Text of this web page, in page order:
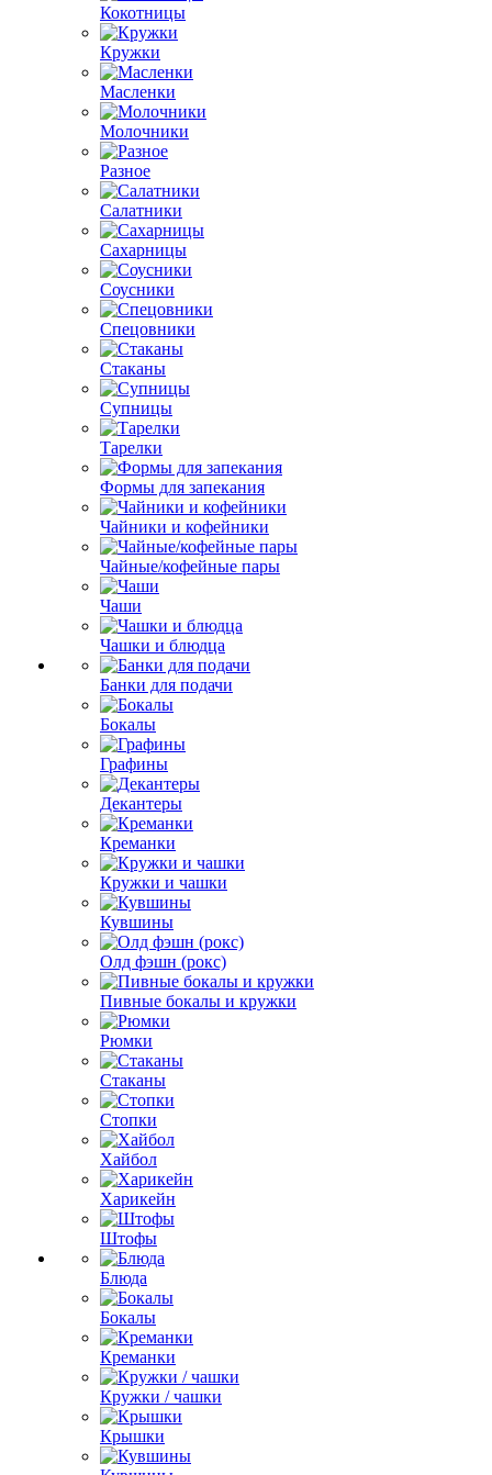
Кокотницы
Кружки
Масленки
Молочники
Разное
Салатники
Сахарницы
Соусники
Спецовники
Стаканы
Супницы
Тарелки
Формы для запекания
Чайники и кофейники
Чайные/кофейные пары
Чаши
Чашки и блюдца
Банки для подачи
Бокалы
Графины
Декантеры
Креманки
Кружки и чашки
Кувшины
Олд фэшн (рокс)
Пивные бокалы и кружки
Рюмки
Стаканы
Стопки
Хайбол
Харикейн
Штофы
Блюда
Бокалы
Креманки
Кружки / чашки
Крышки